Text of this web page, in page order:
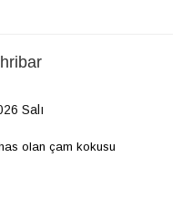
Salı
olan çam kokusu